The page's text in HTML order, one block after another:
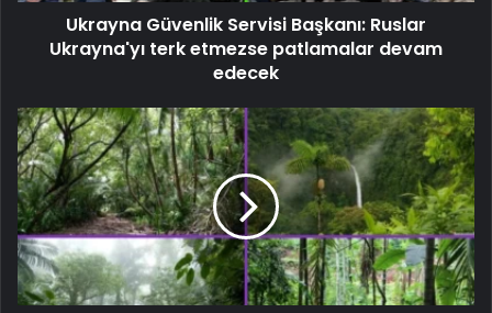
Ukrayna Güvenlik Servisi Başkanı: Ruslar
Ukrayna'yı terk etmezse patlamalar devam
edecek